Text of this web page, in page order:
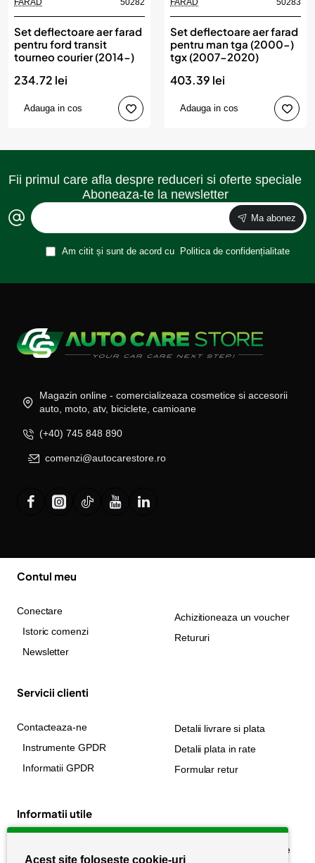
FARAD 50282
Set deflectoare aer farad
pentru ford transit
tourneo courier (2014-)
234.72 lei
Adauga in cos
FARAD 50283
Set deflectoare aer farad
pentru man tga (2000-)
tgx (2007-2020)
403.39 lei
Adauga in cos
Fii primul care afla despre reduceri si oferte speciale
Aboneaza-te la newsletter
Ma abonez
Am citit și sunt de acord cu Politica de confidențialitate
Magazin online - comercializeaza cosmetice si accesorii
auto, moto, atv, biciclete, camioane
(+40) 745 848 890
comenzi@autocarestore.ro
Contul meu
Conectare
Istoric comenzi
Newsletter
Achizitioneaza un voucher
Retururi
Servicii clienti
Contacteaza-ne
Instrumente GPDR
Informatii GPDR
Detalii livrare si plata
Detalii plata in rate
Formular retur
Informatii utile
Politica de confidențialitate
Acest site folosește cookie-uri